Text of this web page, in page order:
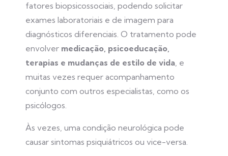
fatores biopsicossociais, podendo solicitar
exames laboratoriais e de imagem para
diagnósticos diferenciais. O tratamento pode
envolver medicação, psicoeducação,
terapias e mudanças de estilo de vida, e
muitas vezes requer acompanhamento
conjunto com outros especialistas, como os
psicólogos.
Às vezes, uma condição neurológica pode
causar sintomas psiquiátricos ou vice-versa.